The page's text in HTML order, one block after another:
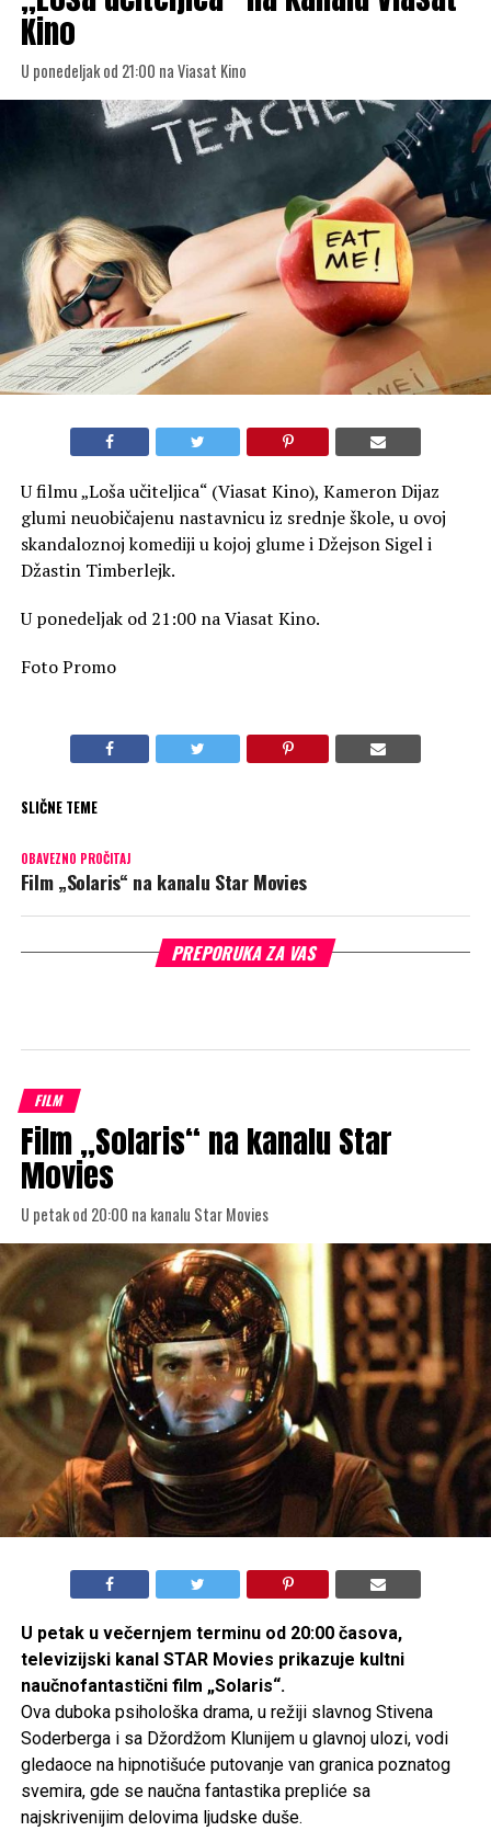
Kino
U ponedeljak od 21:00 na Viasat Kino
U filmu „Loša učiteljica“ (Viasat Kino), Kameron Dijaz
glumi neuobičajenu nastavnicu iz srednje škole, u ovoj
skandaloznoj komediji u kojoj glume i Džejson Sigel i
Džastin Timberlejk.
U ponedeljak od 21:00 na Viasat Kino.
Foto Promo
SLIČNE TEME
OBAVEZNO PROČITAJ
Film „Solaris“ na kanalu Star Movies
PREPORUKA ZA VAS
FILM
Film „Solaris“ na kanalu Star
Movies
U petak od 20:00 na kanalu Star Movies
U petak u večernjem terminu od 20:00 časova,
televizijski kanal STAR Movies prikazuje kultni
naučnofantastični film „Solaris“.
Ova duboka psihološka drama, u režiji slavnog Stivena
Soderberga i sa Džordžom Klunijem u glavnoj ulozi, vodi
gledaoce na hipnotišuće putovanje van granica poznatog
svemira, gde se naučna fantastika prepliće sa
najskrivenijim delovima ljudske duše.